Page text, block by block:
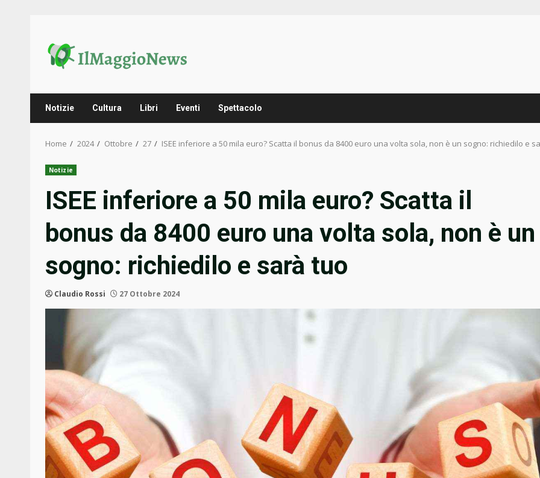
content
Notizie Cultura Libri Eventi Spettacolo
Home 2024 Ottobre 27 ISEE inferiore a 50 mila euro? Scatta il bonus da 8400 euro una volta sola, non è un sogno: richiedilo e
Notizie
ISEE inferiore a 50 mila euro? Scatta il
bonus da 8400 euro una volta sola, non è un
sogno: richiedilo e sarà tuo
Claudio Rossi 27 Ottobre 2024